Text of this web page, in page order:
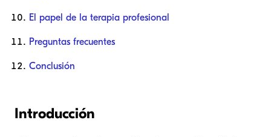
El papel de la terapia profesional
Preguntas frecuentes
Conclusión
Introducción